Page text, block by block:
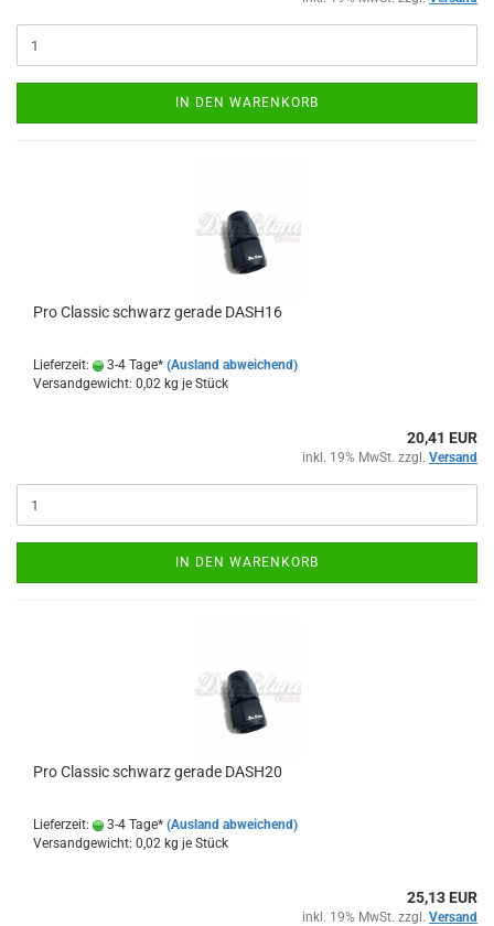
IN DEN WARENKORB
Pro Clas­sic schwarz ge­ra­de DASH16
Lieferzeit: 3-4 Tage* (Ausland abweichend)
Versandgewicht: 0,02 kg je Stück
20,41 EUR
inkl. 19% MwSt. zzgl. Versand
IN DEN WARENKORB
Pro Clas­sic schwarz ge­ra­de DASH20
Lieferzeit: 3-4 Tage* (Ausland abweichend)
Versandgewicht: 0,02 kg je Stück
25,13 EUR
inkl. 19% MwSt. zzgl. Versand